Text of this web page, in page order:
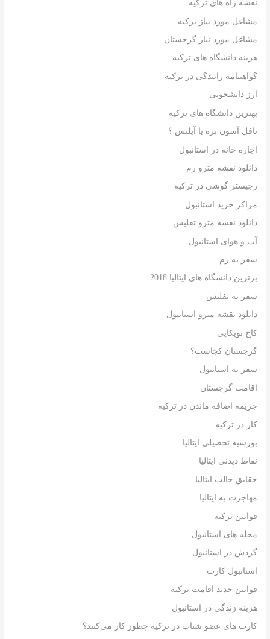
نقشه راه های ترکیه
مشاغل مورد نیاز ترکیه
مشاغل مورد نیاز گرجستان
هزینه دانشگاه های ترکیه
گواهینامه رانندگی در ترکیه
ارز دانشجویی
بهترین دانشگاه های ترکیه
تافل آسون تره یا آیلتس ؟
اجاره خانه در استانبول
دانلود نقشه مترو رم
رجیستر گوشی در ترکیه
مراکز خرید استانبول
دانلود نقشه مترو تفلیس
آب و هوای استانبول
سفر به رم
برترین دانشگاه های ایتالیا 2018
سفر به تفلیس
دانلود نقشه مترو استانبول
کاخ توپکاپی
گرجستان کجاست؟
سفر به استانبول
اقامت گرجستان
جریمه اضافه ماندن در ترکیه
کار در ترکیه
بورسیه تحصیلی ایتالیا
نقاط دیدنی ایتالیا
حقایق جالب ایتالیا
مهاجرت به ایتالیا
قوانین ترکیه
محله های استانبول
گردش در استانبول
استانبول کارت
قوانین جدید اقامت ترکیه
هزینه زندگی در استانبول
کارت های عضو شتاب در ترکیه چطور کار می‌کنند؟